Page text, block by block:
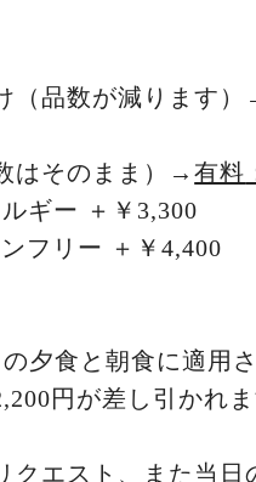
（品数が減ります
はそのまま）→有料
ギー ＋￥3,300
フリー ＋￥4,400
夕食と朝食に適用
円が差し引かれ
クエスト、また当日